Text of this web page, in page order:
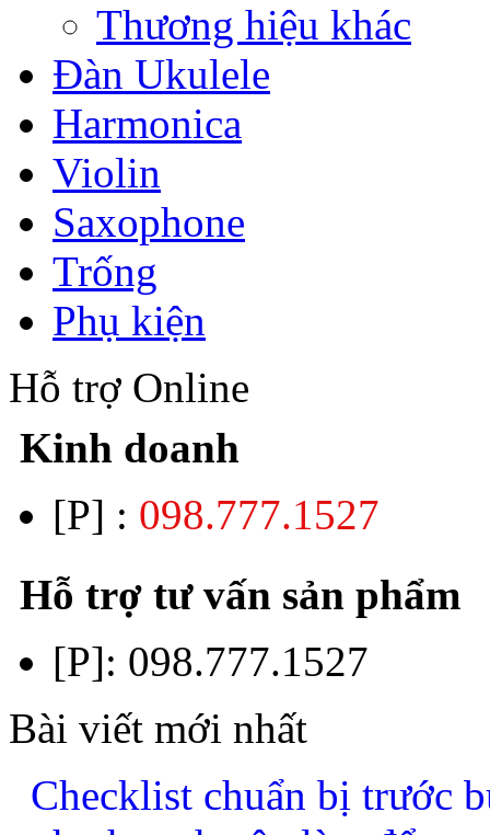
Thương hiệu khác
Đàn Ukulele
Harmonica
Violin
Saxophone
Trống
Phụ kiện
Hỗ trợ Online
Kinh doanh
[P] : 098.777.1527
Hỗ trợ tư vấn sản phẩm
[P]: 098.777.1527
Bài viết mới nhất
Checklist chuẩn bị trước